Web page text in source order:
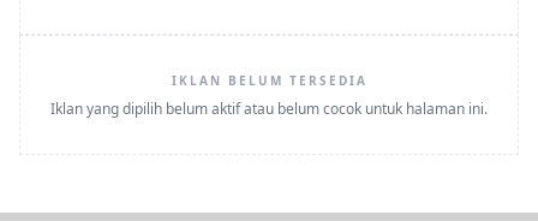
IKLAN BELUM TERSEDIA
Iklan yang dipilih belum aktif atau belum cocok untuk halaman ini.